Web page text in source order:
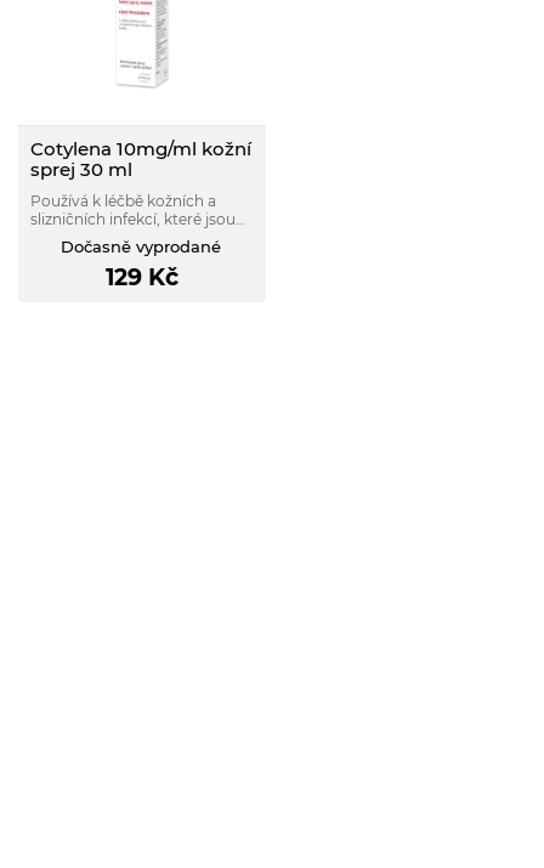
Cotylena 10mg/ml kožní
sprej 30 ml
Používá k léčbě kožních a
slizničních infekcí, které jsou
způsobeny kvasinkami,
plísněmi a některými
bakteriemi. K použití u
Dočasně vyprodané
129 Kč